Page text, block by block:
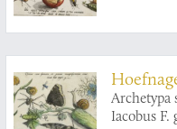
Archetypa
Iacobus F.